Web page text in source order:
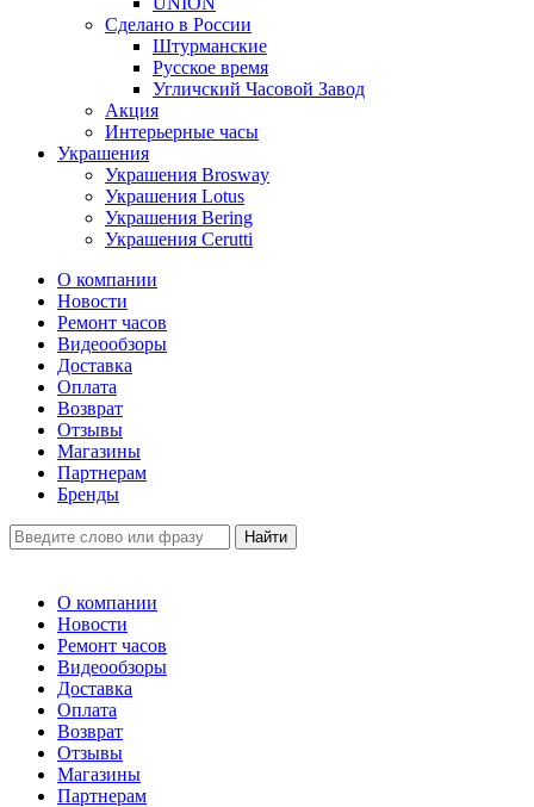
Сделано в России
Штурманские
Русское время
Угличский Часовой Завод
Акция
Интерьерные часы
Украшения
Украшения Brosway
Украшения Lotus
Украшения Bering
Украшения Cerutti
О компании
Новости
Ремонт часов
Видеообзоры
Доставка
Оплата
Возврат
Отзывы
Магазины
Партнерам
Бренды
О компании
Новости
Ремонт часов
Видеообзоры
Доставка
Оплата
Возврат
Отзывы
Магазины
Партнерам